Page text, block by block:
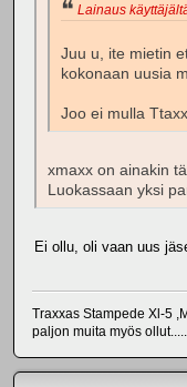
Lainaus
Juu u, ite mietin
kokonaan uusia
Joo ei mulla
xmaxx on ainakin
Luokassaan yksi
Ei ollu, oli vaan uus
Traxxas Stampede Xl-5
paljon muita myös ollut......